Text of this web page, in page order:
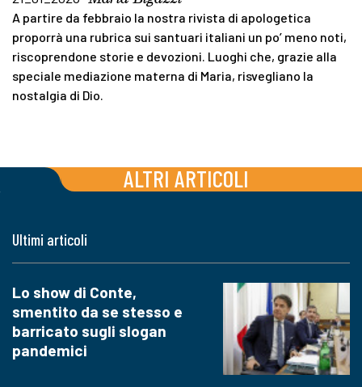
A partire da febbraio la nostra rivista di apologetica
proporrà una rubrica sui santuari italiani un po’ meno noti,
riscoprendone storie e devozioni. Luoghi che, grazie alla
speciale mediazione materna di Maria, risvegliano la
nostalgia di Dio.
ALTRI ARTICOLI
Ultimi articoli
Lo show di Conte,
smentito da se stesso e
barricato sugli slogan
pandemici